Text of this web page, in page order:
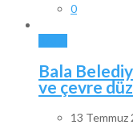
0
Bala
ve çevre
13 Temmuz